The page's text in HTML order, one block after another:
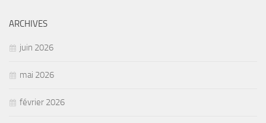
ARCHIVES
juin 2026
mai 2026
février 2026